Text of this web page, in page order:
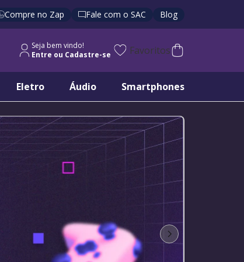
Compre no Zap Fale com o SAC Blog
Seja bem vindo! Favoritos
Eletro Áudio Smartphones